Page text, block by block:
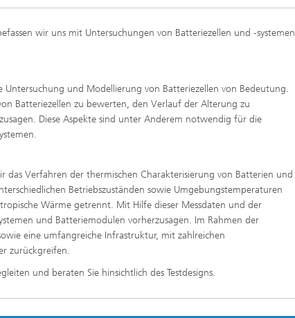
wir uns mit Untersuchungen von Batteriezellen und -systemen
Untersuchung und Modellierung von Batteriezellen von Bedeutung.
Batteriezellen zu bewerten, den Verlauf der Alterung zu
Diese Aspekte sind unter Anderem notwendig für die
Verfahren der thermischen Charakterisierung von Batterien und
Betriebszuständen sowie Umgebungstemperaturen
Wärme getrennt. Mit Hilfe dieser Messdaten und der
und Batteriemodulen vorherzusagen. Im Rahmen der
eine umfangreiche Infrastruktur, mit zahlreichen
zurückgreifen.
und beraten Sie hinsichtlich des Testdesigns.